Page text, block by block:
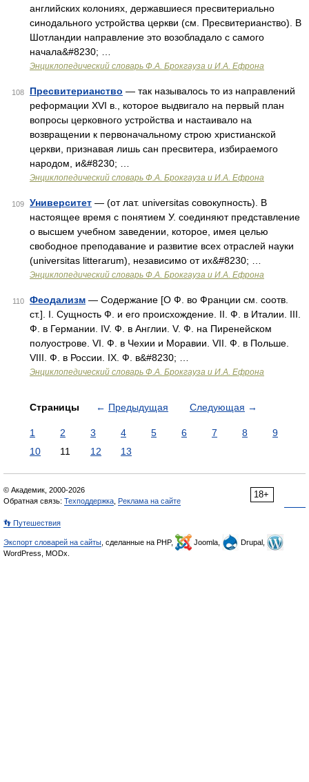
английских колониях, державшиеся пресвитериально
синодального устройства церкви (см. Пресвитерианство). В
Шотландии направление это возобладало с самого
начала&#8230; …
Энциклопедический словарь Ф.А. Брокгауза и И.А. Ефрона
108 Пресвитерианство — так называлось то из направлений
реформации XVI в., которое выдвигало на первый план
вопросы церковного устройства и настаивало на
возвращении к первоначальному строю христианской
церкви, признавая лишь сан пресвитера, избираемого
народом, и&#8230; …
Энциклопедический словарь Ф.А. Брокгауза и И.А. Ефрона
109 Университет — (от лат. universitas совокупность). В
настоящее время с понятием У. соединяют представление
о высшем учебном заведении, которое, имея целью
свободное преподавание и развитие всех отраслей науки
(universitas litterarum), независимо от их&#8230; …
Энциклопедический словарь Ф.А. Брокгауза и И.А. Ефрона
110 Феодализм — Содержание [О Ф. во Франции см. соотв.
ст.]. I. Сущность Ф. и его происхождение. II. Ф. в Италии. III.
Ф. в Германии. IV. Ф. в Англии. V. Ф. на Пиренейском
полуострове. VI. Ф. в Чехии и Моравии. VII. Ф. в Польше.
VIII. Ф. в России. IX. Ф. в&#8230; …
Энциклопедический словарь Ф.А. Брокгауза и И.А. Ефрона
Страницы ← Предыдущая Следующая →
1 2 3 4 5 6 7 8
9
10
11 12 13
18+
© Академик, 2000-2026
Обратная связь: Техподдержка Реклама на сайте
👣 Путешествия
Экспорт словарей на сайты , сделанные на PHP, Joomla,
Drupal,
WordPress, MODx.